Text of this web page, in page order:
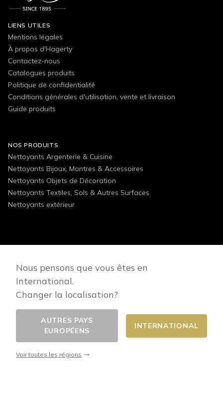
LIENS UTILES
Mentions légales
À propos d'Hagerty
Contactez-nous
Catalogues produits
Politique de confidentialité
Conditions générales d'utilisation, vente et livraison
Guide produits
NOS PRODUITS
Nettoyants Argenterie & Cuisine
Nettoyants Bijoux, Montres & Accessoires
Nettoyants Objets de Décoration
Nettoyants Textiles, Sols & Autres Surfaces
Nettoyants extérieur
Changer de pays
Nous pensons que vous êtes en
International.
Changer la localisation?
AUTRES PAYS
EUROPÉENS
INTERNATIONAL
Voir toutes les régions